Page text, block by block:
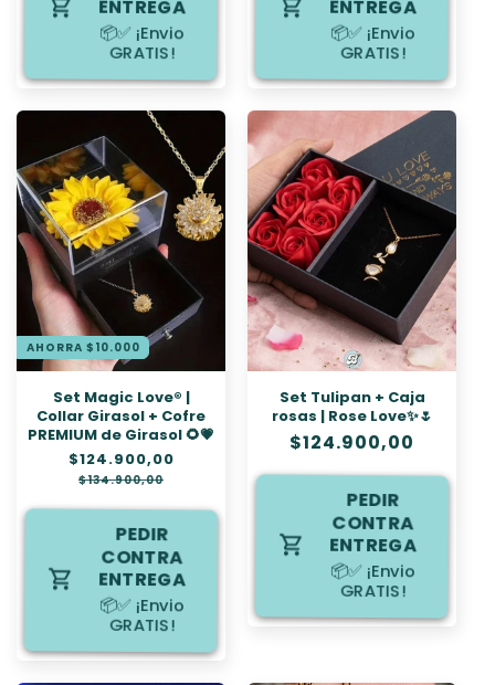
ENTREGA
📦✅ ¡Envio
GRATIS!
ENTREGA
📦✅ ¡Envio
GRATIS!
AHORRA $10.000
Set Magic Love® |
Collar Girasol + Cofre
PREMIUM de Girasol 🌻💗
Precio
habitual
$124.900,00
$134.900,00
PEDIR
CONTRA
ENTREGA
📦✅ ¡Envio
GRATIS!
Set Tulipan + Caja
rosas | Rose Love✨🌷
Precio
habitual
$124.900,00
PEDIR
CONTRA
ENTREGA
📦✅ ¡Envio
GRATIS!